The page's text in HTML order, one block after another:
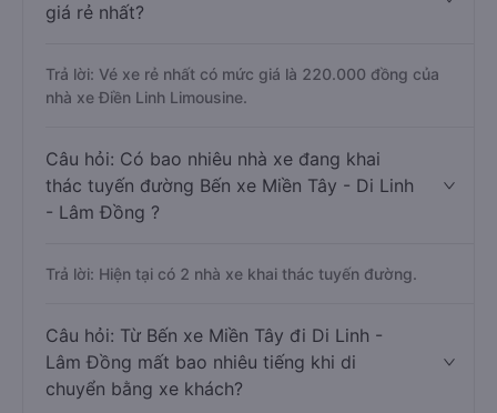
giá rẻ nhất?
Trả lời: Vé xe rẻ nhất có mức giá là 220.000 đồng của
nhà xe Điền Linh Limousine.
Câu hỏi: Có bao nhiêu nhà xe đang khai
thác tuyến đường Bến xe Miền Tây - Di Linh
- Lâm Đồng ?
Trả lời: Hiện tại có 2 nhà xe khai thác tuyến đường.
Câu hỏi: Từ Bến xe Miền Tây đi Di Linh -
Lâm Đồng mất bao nhiêu tiếng khi di
chuyển bằng xe khách?